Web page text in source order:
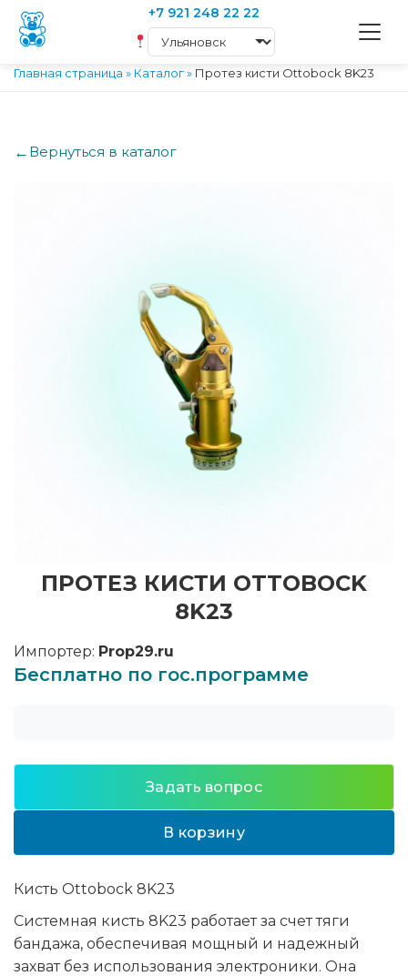
+7 921 248 22 22
Главная страница » Каталог» Протез кисти Ottobock 8K23
← Вернуться в каталог
ПРОТЕЗ КИСТИ OTTOBOCK
8K23
Импортер: Prop29.ru
Бесплатно по гос.программе
Задать вопрос
В корзину
Кисть Ottobock 8K23
Системная кисть 8K23 работает за счет тяги
бандажа, обеспечивая мощный и надежный
захват без использования электроники. Она